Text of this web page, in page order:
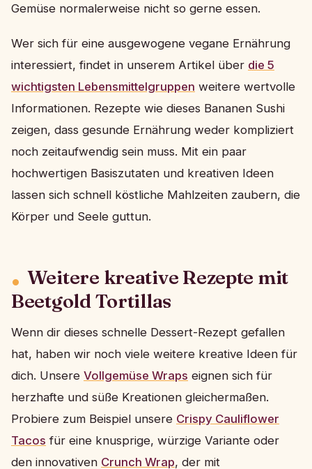
Gemüse normalerweise nicht so gerne essen.
Wer sich für eine ausgewogene vegane Ernährung
interessiert, findet in unserem Artikel über die 5
wichtigsten Lebensmittelgruppen weitere wertvolle
Informationen. Rezepte wie dieses Bananen Sushi
zeigen, dass gesunde Ernährung weder kompliziert
noch zeitaufwendig sein muss. Mit ein paar
hochwertigen Basiszutaten und kreativen Ideen
lassen sich schnell köstliche Mahlzeiten zaubern, die
Körper und Seele guttun.
Weitere kreative Rezepte mit
Beetgold Tortillas
Wenn dir dieses schnelle Dessert-Rezept gefallen
hat, haben wir noch viele weitere kreative Ideen für
dich. Unsere Vollgemüse Wraps eignen sich für
herzhafte und süße Kreationen gleichermaßen.
Probiere zum Beispiel unsere Crispy Cauliflower
Tacos für eine knusprige, würzige Variante oder
den innovativen Crunch Wrap, der mit